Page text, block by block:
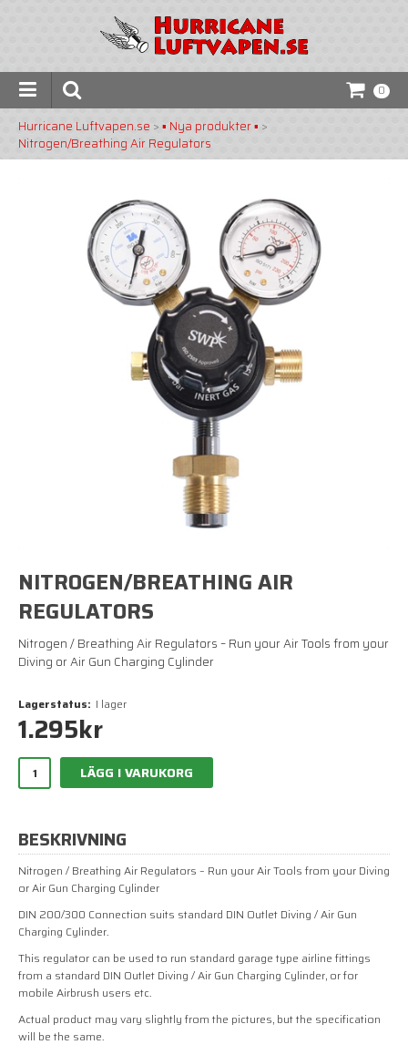
0
Hurricane Luftvapen.se >▪️ Nya produkter ▪️ >
Nitrogen/Breathing Air Regulators
NITROGEN/BREATHING AIR
REGULATORS
Nitrogen / Breathing Air Regulators – Run your Air Tools from your
Diving or Air Gun Charging Cylinder
Lagerstatus: I lager
1.295kr
LÄGG I VARUKORG
BESKRIVNING
Nitrogen / Breathing Air Regulators – Run your Air Tools from your Diving
or Air Gun Charging Cylinder
DIN 200/300 Connection suits standard DIN Outlet Diving / Air Gun
Charging Cylinder.
This regulator can be used to run standard garage type airline fittings
from a standard DIN Outlet Diving / Air Gun Charging Cylinder, or for
mobile Airbrush users etc.
Actual product may vary slightly from the pictures, but the specification
will be the same.